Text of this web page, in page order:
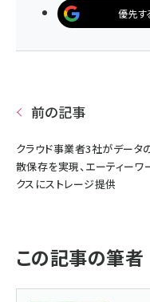
優先す
前の記事
クラウド事業者3社がデータ
散保存を実現、エーティーワ
クスにストレージ提供
この記事の筆者